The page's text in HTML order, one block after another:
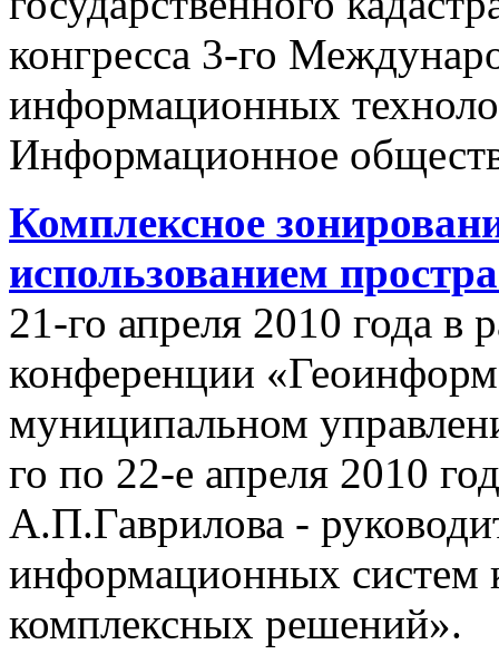
конгресса 3-го
информационных
Информационное
Комплексное
использованием
21-го апреля 2010 года в
конференции
муниципальном
го по 22-е апреля 2010
А.П.Гаврилова -
информационных систем
комплексных решений».